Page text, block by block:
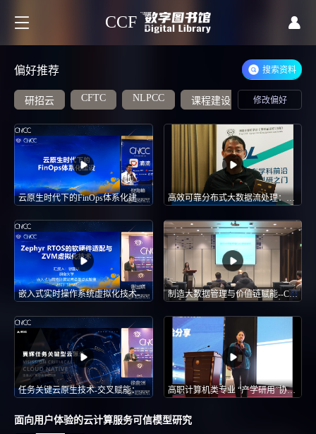
CCF
偏好推荐 搜索资料
研招云 CFTC NLPCC 课程建设 大数据
修改偏好
云原生时代下的FinOps体系化建设-云原生助力企业降本增效实践-CNCC 2023 高效可靠分布式大数据流处理：抽象、设计和实现-周礼栋
嵌入式实时操作系统虚拟化技术-交叉赋能：嵌入式“遇上”云原生-CNCC 2023 制造大数据管理与价值链赋能--CCF东北论坛：大数据与智能分析助力智能制造
任务关键云原生技术-交叉赋能：嵌入式“遇上”云原生-CNCC 2023 高职计算机类专业 “产学研用”协同育人的探索
面向用户体验的云计算服务可信模型研究